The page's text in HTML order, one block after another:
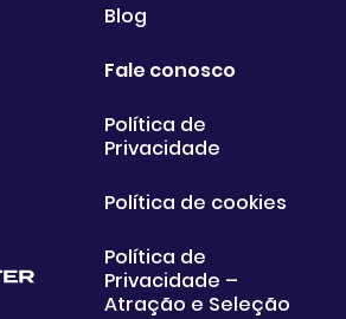
Blog
Fale conosco
Política de
Privacidade
Política de cookies
Política de
Privacidade –
Atração e Seleção